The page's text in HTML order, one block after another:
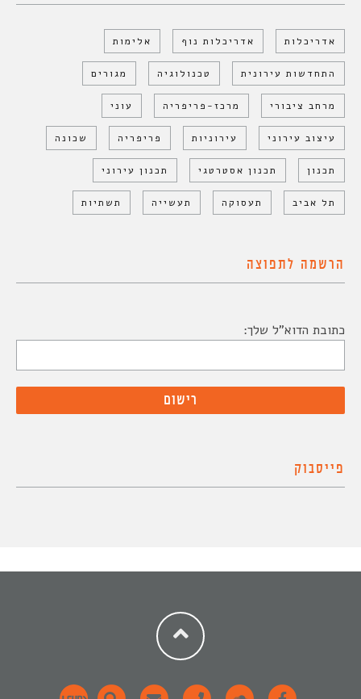
אדריכלות אדריכלות נוף אלימות
התחדשות עירונית טכנולוגיה מגורים
מרחב ציבורי מרכז-פריפריה עוני
עיצוב עירוני עירוניות פריפריה שכונה
תכנון תכנון אסטרטגי תכנון עירוני
תל אביב תעסוקה תעשייה תשתיות
הרשמה לתפוצה
כתובת הדוא"ל שלך:
פייסבוק